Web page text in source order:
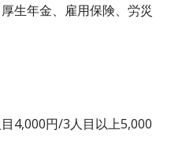
生年金、雇用保険、労災
4,000円/3人目以上5,000